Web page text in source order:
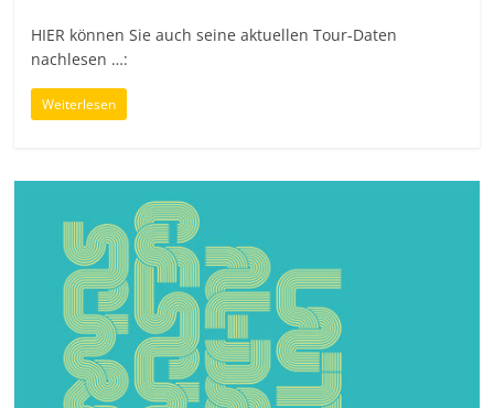
HIER können Sie auch seine aktuellen Tour-Daten
nachlesen …:
Weiterlesen